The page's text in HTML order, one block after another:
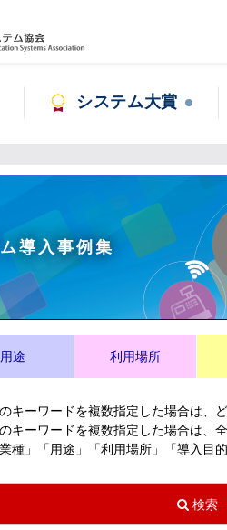
システム大賞
導入事例集
用途 利用場所
キーワードを複数指定した場合は、
キーワードを複数指定した場合は、
種」「用途」「利用場所」「導入目